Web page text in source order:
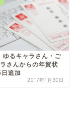
るキャラさん・ご
さんからの年賀状
追加
2017年1月30日
各務原市
本巣市
山県市